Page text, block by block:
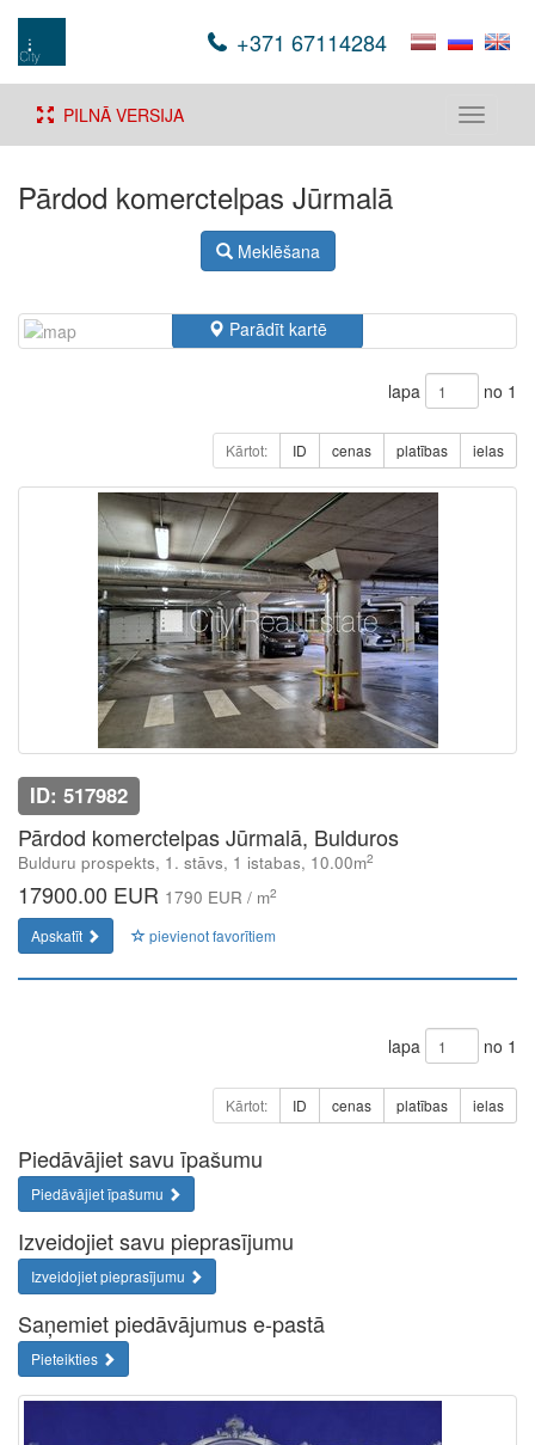
+371 67114284
Toggle
PILNĀ VERSIJA
Pārdod komerctelpas Jūrmalā
Meklēšana
Parādīt kartē
lapa no 1
Kārtot: ID cenas platības ielas
ID: 517982
Pārdod komerctelpas Jūrmalā, Bulduros
Bulduru prospekts, 1. stāvs, 1 istabas, 10.00m2
17900.00 EUR 1790 EUR / m2
Apskatīt pievienot favorītiem
lapa no 1
Kārtot: ID cenas platības ielas
Piedāvājiet savu īpašumu
Piedāvājiet īpašumu
Izveidojiet savu pieprasījumu
Izveidojiet pieprasījumu
Saņemiet piedāvājumus e-pastā
Pieteikties